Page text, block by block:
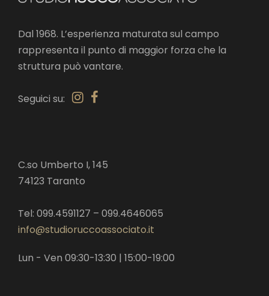
Dal 1968. L’esperienza maturata sul campo
rappresenta il punto di maggior forza che la
struttura può vantare.
Seguici su:
C.so Umberto I, 145
74123 Taranto
Tel: 099.4591127 – 099.4646065
info@studioruccoassociato.it
Lun - Ven 09:30-13:30 | 15:00-19:00